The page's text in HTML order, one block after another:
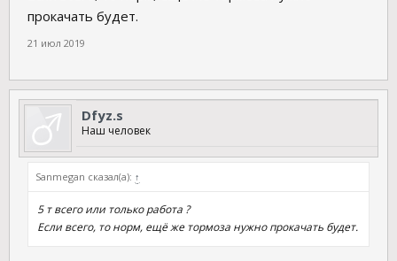
прокачать будет.
21 июл 2019
Dfyz.s
Наш человек
Sanmegan сказал(а): ↑
5 т всего или только работа ?
Если всего, то норм, ещё же тормоза нужно прокачать будет.